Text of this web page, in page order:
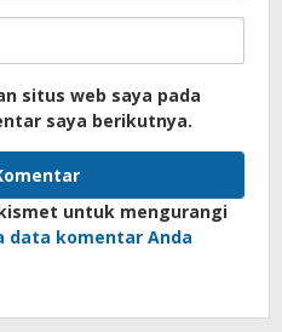
situs web saya pada
saya berikutnya.
untuk mengurangi
data komentar Anda